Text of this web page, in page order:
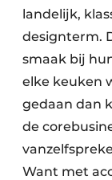
landelijk,
designterm.
smaak bij
elke keuken
gedaan dan
de
Want met